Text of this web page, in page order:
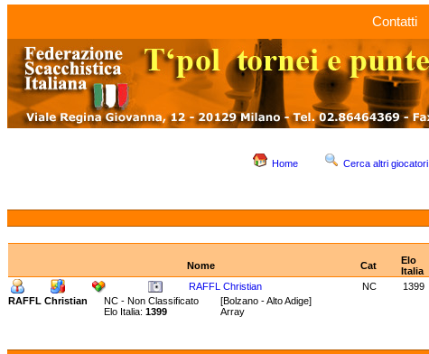
Contatti
Home Cerca altri giocatori
Nome
Cat
Elo
Italia
RAFFL Christian
NC 1399
RAFFL Christian
NC - Non Classificato [Bolzano - Alto Adige]
Elo Italia: 1399 Array